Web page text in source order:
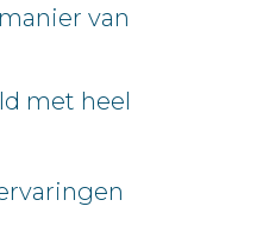
van
met heel